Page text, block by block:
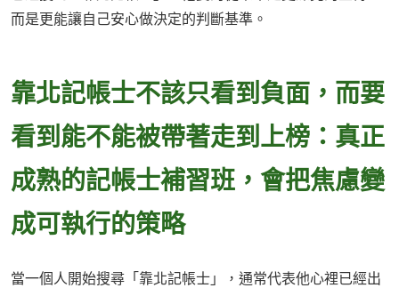
而是更能讓自己安心做決定的判斷基準。
靠北記帳士不該只看到負面，而要
看到能不能被帶著走到上榜：真正
成熟的記帳士補習班，會把焦慮變
成可執行的策略
當一個人開始搜尋「靠北記帳士」，通常代表他心裡已經出